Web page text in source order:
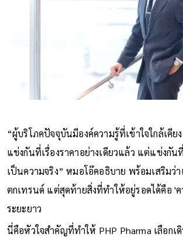
“ผู้บริโภคปัจจุบันมีองค์ความรู้ที่เข้าใจใกล้เคีย
แข่งกันที่เรื่องราคาอย่างเดียวแล้ว แต่แข่งกั
เป็นความจริง” หมอโอ๊คอธิบาย พร้อมเสริมว่
ตกเทรนด์ แต่สุดท้ายสิ่งที่ทำให้อยู่รอดได้คือ 'ค
ระยะยาว
นี่คือหัวใจสำคัญที่ทำให้ PHP Pharma เลือกเ